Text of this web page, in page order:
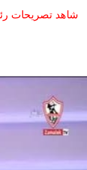
شاهد تصريحات